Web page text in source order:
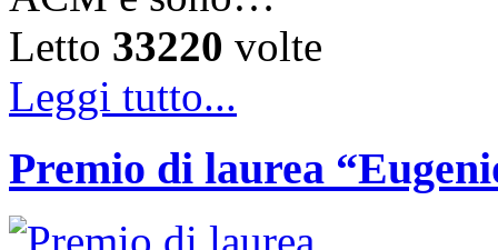
Letto 33220 volte
Leggi tutto...
Premio di laurea